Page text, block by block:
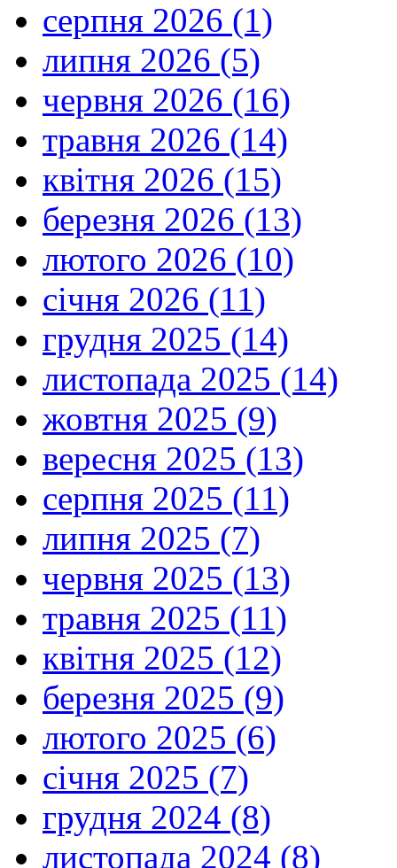
серпня 2026 (1)
липня 2026 (5)
червня 2026 (16)
травня 2026 (14)
квітня 2026 (15)
березня 2026 (13)
лютого 2026 (10)
січня 2026 (11)
грудня 2025 (14)
листопада 2025 (14)
жовтня 2025 (9)
вересня 2025 (13)
серпня 2025 (11)
липня 2025 (7)
червня 2025 (13)
травня 2025 (11)
квітня 2025 (12)
березня 2025 (9)
лютого 2025 (6)
січня 2025 (7)
грудня 2024 (8)
листопада 2024 (8)